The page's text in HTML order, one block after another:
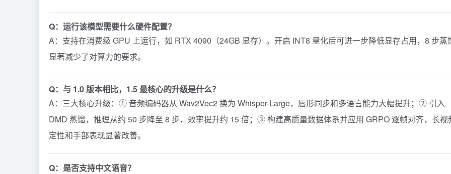
Q：运行该模型需要什么硬件配置？
A：支持在消费级 GPU 上运行，如 RTX 4090（24GB 显存）。开启 INT8 量化后可进一步降低显存占用，8 步蒸
显著减少了对算力的要求。
Q：与 1.0 版本相比，1.5 最核心的升级是什么？
A：三大核心升级：① 音频编码器从 Wav2Vec2 换为 Whisper-Large，唇形同步和多语言能力大幅提升；② 引入
DMD 蒸馏，推理从约 50 步降至 8 步，效率提升约 15 倍；③ 构建高质量数据体系并应用 GRPO逐帧对齐，长视
定性和手部表现显著改善。
Q：是否支持中文语音？